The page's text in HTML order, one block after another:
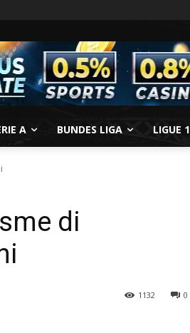
A BUNDES LIGA LIGUE 1
di
0
1132